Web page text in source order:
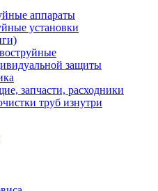
аппараты
установки
защиты
запчасти, расходники
труб изнутри